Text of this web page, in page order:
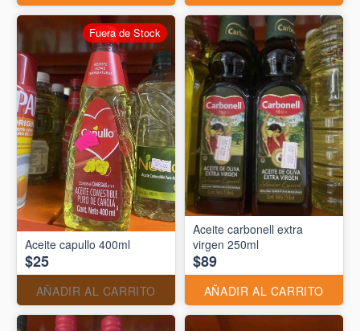
Aceite capullo 400ml
$25
AÑADIR AL CARRITO
Fuera de Stock
Aceite carbonell extra
virgen 250ml
$89
AÑADIR AL CARRITO